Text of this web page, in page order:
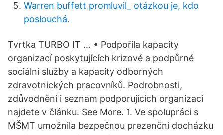
Warren buffett promluvil_ otázkou je, kdo
poslouchá.
Tvrtka TURBO IT … • Podpořila kapacity
organizací poskytujících krizové a podpůrné
sociální služby a kapacity odborných
zdravotnických pracovníků. Podrobnosti,
zdůvodnění i seznam podporujících organizací
najdete v článku. See More. 1. Ve spolupráci s
MŠMT umožnila bezpečnou prezenční docházku